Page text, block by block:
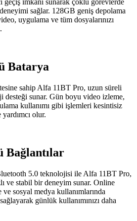
geçiş imkânı sunarak çoklu görevlerde
sağlar. 128GB geniş depolama
uygulama ve tüm dosyalarınızı
Batarya
sahip Alfa 11BT Pro, uzun süreli
desteği sunar. Gün boyu video izleme,
kullanımı gibi işlemleri kesintisiz
olur.
Bağlantılar
5.0 teknolojisi ile Alfa 11BT Pro,
ve stabil bir deneyim sunar. Online
sosyal medya kullanımlarında
günlük kullanımınızı daha